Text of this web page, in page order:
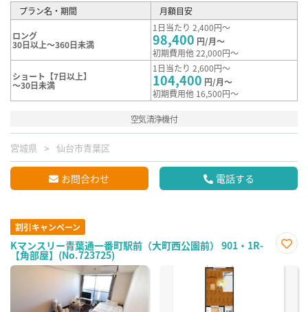
プラン名・期間 月額目安
ロング
30日以上～360日未満
1日当たり 2,400円～
98,400 円/月～
初期費用他 22,000円～
ショート【7日以上】
～30日未満
1日当たり 2,600円～
104,400 円/月～
初期費用他 16,500円～
空気清浄機付
宮城県 仙台市青葉区
お問合わせ 電話する
割引キャンペーン
Kマンスリー青葉通一番町駅前（大町西公園前） 901・1R-
【角部屋】(No.723725)
に入